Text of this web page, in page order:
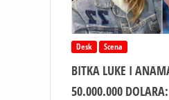
Desk Scena
BITKA LUKE I
50.000.000